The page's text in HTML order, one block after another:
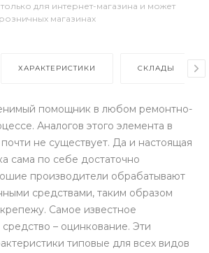
для интернет-магазина и может
магазинах
ХАРАКТЕРИСТИКИ СКЛАДЫ
помощник в любом ремонтно-
Аналогов этого элемента в
не существует. Да и настоящая
сама по себе достаточно
производители обрабатывают
средствами, таким образом
Самое известное
– оцинкование. Эти
типовые для всех видов